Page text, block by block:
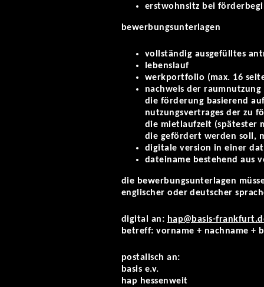
erstwohnsitz bei
bewerbungsunterlagen
vollständig ausgefülltes
lebenslauf
werkportfolio (max. 16
nachweis der
die förderung basierend
nutzungsvertrages der zu
die mietlaufzeit (spätester
die gefördert werden soll,
digitale version in einer
dateiname bestehend aus
die bewerbungsunterlagen
englischer oder deutscher
digital an: hap@basis-
betreff: vorname + nachname +
postalisch an:
basis e.v.
hap hessenweit